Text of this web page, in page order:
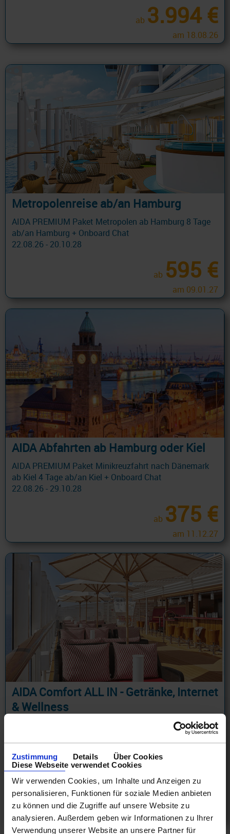
Zustimmung Details
Über Cookies
Diese Webseite verwendet Cookies
Wir verwenden Cookies, um Inhalte und Anzeigen zu
personalisieren, Funktionen für soziale Medien anbieten
zu können und die Zugriffe auf unsere Website zu
analysieren. Außerdem geben wir Informationen zu Ihrer
Verwendung unserer Website an unsere Partner für
ab 3.994 €
am 18.08.26
Metropolenreise ab/an Hamburg
AIDA PREMIUM Paket Metropolen ab Hamburg 8 Tage
ab/an Hamburg + Onboard Chat
22.08.26 - 20.10.28
ab 595 €
am 09.01.27
AIDA Abfahrten ab Hamburg oder Kiel
AIDA PREMIUM Paket Minikreuzfahrt nach Dänemark
ab Kiel 4 Tage ab/an Kiel + Onboard Chat
22.08.26 - 29.10.28
ab 375 €
am 11.12.27
AIDA Comfort ALL IN - Getränke, Internet
& Wellness
AIDA COMFORT ALL IN Paket Kurzreise nach Norwegen
ab Hamburg 6 Tage ab/an Hamburg + Early Check-in +
+ 2h SPA Nutzung täglich
18.08.26 - 29.10.28
ab940 €
am 18.12.27